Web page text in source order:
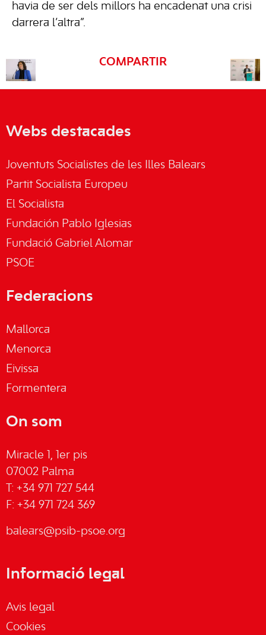
havia de ser dels millors ha encadenat una crisi
darrera l’altra”.
COMPARTIR
Webs destacades
Joventuts Socialistes de les Illes Balears
Partit Socialista Europeu
El Socialista
Fundación Pablo Iglesias
Fundació Gabriel Alomar
PSOE
Federacions
Mallorca
Menorca
Eivissa
Formentera
On som
Miracle 1, 1er pis
07002 Palma
T: +34 971 727 544
F: +34 971 724 369
balears@psib-psoe.org
Informació legal
Avis legal
Cookies